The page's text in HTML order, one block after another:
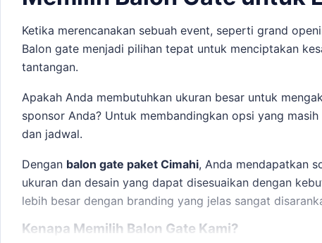
Ketika merencanakan sebuah event, seperti grand
Balon gate menjadi pilihan tepat untuk menciptakan
tantangan.
Apakah Anda membutuhkan ukuran besar untuk
sponsor Anda? Untuk membandingkan opsi yang
dan jadwal.
Dengan balon gate paket Cimahi, Anda mendapatkan
ukuran dan desain yang dapat disesuaikan dengan
lebih besar dengan branding yang jelas sangat
Kenapa Memilih Balon Gate Kami?